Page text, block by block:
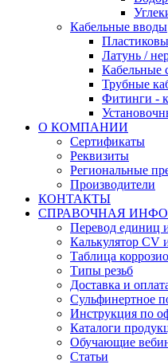
Кабельные вводы
Латунь /
Кабельные
Трубные
Фитинги -
О КОМПАНИИ
Сертификаты
Реквизиты
Региональные
Производители
КОНТАКТЫ
СПРАВОЧНАЯ
Перевод единиц
Калькулятор CV
Таблица
Типы резьб
Доставка и
Сульфинертное
Инструкция по
Каталоги
Обучающие
Статьи